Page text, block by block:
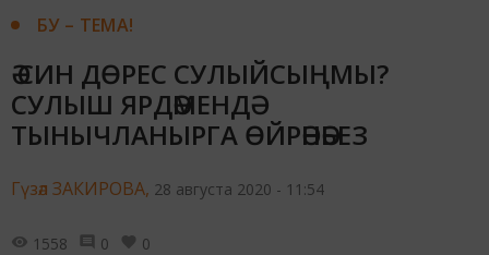
БУ – ТЕМА!
Ә СИН ДӨРЕС СУЛЫЙСЫҢМЫ?
СУЛЫШ ЯРДӘМЕНДӘ
ТЫНЫЧЛАНЫРГА ӨЙРӘНӘБЕЗ
Гүзәл ЗАКИРОВА, 28 августа 2020 - 11:54
1558 0 0